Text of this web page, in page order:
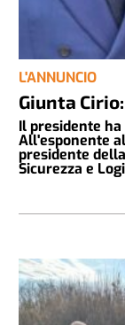
L'ANNUNCIO
Giunta
Il presidente
All'esponente
presidente
Sicurezza e